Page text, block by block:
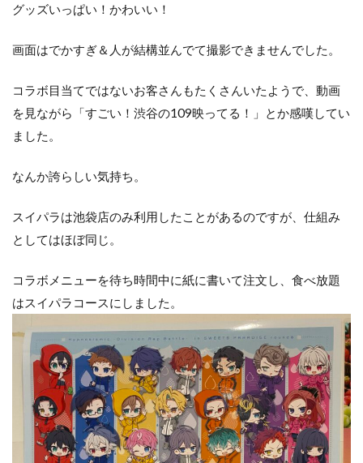
グッズいっぱい！かわいい！
画面はでかすぎ＆人が結構並んでて撮影できませんでした。
コラボ目当てではないお客さんもたくさんいたようで、動画
を見ながら「すごい！渋谷の109映ってる！」とか感嘆してい
ました。
なんか誇らしい気持ち。
スイパラは池袋店のみ利用したことがあるのですが、仕組み
としてはほぼ同じ。
コラボメニューを待ち時間中に紙に書いて注文し、食べ放題
はスイパラコースにしました。